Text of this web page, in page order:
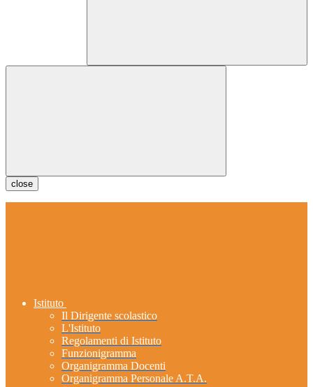
close
Istituto
Il Dirigente scolastico
L'Istituto
Regolamenti di Istituto
Funzionigramma
Organigramma Docenti
Organigramma Personale A.T.A.